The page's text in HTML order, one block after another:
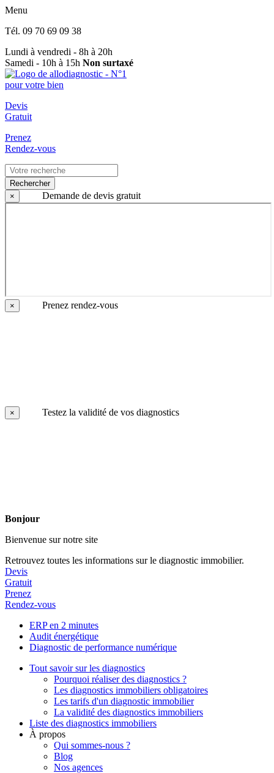
Menu
Tél. 09 70 69 09 38
Lundi à vendredi - 8h à 20h
Samedi - 10h à 15h Non surtaxé
Devis
Gratuit
Prenez
Rendez-vous
Rechercher
×
Demande de devis gratuit
× Prenez rendez-vous
× Testez la validité de vos diagnostics
Bonjour
Bienvenue sur notre site
Retrouvez toutes les informations sur le diagnostic immobilier.
Devis
Gratuit
Prenez
Rendez-vous
ERP en 2 minutes
Audit énergétique
Diagnostic de performance numérique
Tout savoir sur les diagnostics
Pourquoi réaliser des diagnostics ?
Les diagnostics immobiliers obligatoires
Les tarifs d'un diagnostic immobilier
La validité des diagnostics immobiliers
Liste des diagnostics immobiliers
À propos
Qui sommes-nous ?
Blog
Nos agences